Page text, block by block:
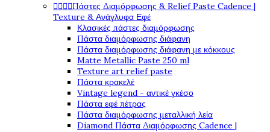
Πάστες Διαμόρφωσης & Relief Paste Cadence |
Texture & Ανάγλυφα Εφέ
Κλασικές πάστες διαμόρφωσης
Πάστα διαμόρφωσης διάφανη
Πάστα διαμόρφωσης διάφανη με κόκκους
Matte Metallic Paste 250 ml
Texture art relief paste
Πάστα κρακελέ
Vintage legend - αντικέ γκέσο
Πάστα εφέ πέτρας
Πάστα διαμόρφωσης μεταλλική λεία
Diamond Πάστα Διαμόρφωσης Cadence |